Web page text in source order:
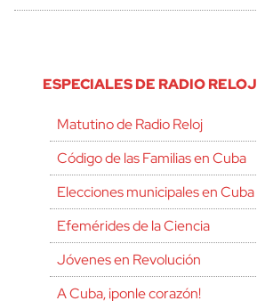
ESPECIALES DE RADIO RELOJ
Matutino de Radio Reloj
Código de las Familias en Cuba
Elecciones municipales en Cuba
Efemérides de la Ciencia
Jóvenes en Revolución
A Cuba, ¡ponle corazón!